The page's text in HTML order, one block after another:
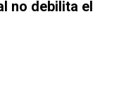
no debilita el